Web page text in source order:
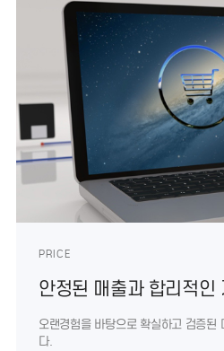
PRICE
안정된 매출과 합리적인
오랜경험을 바탕으로 확실하고 검증된
다.